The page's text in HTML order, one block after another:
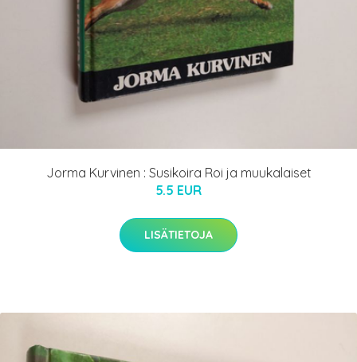
Jorma Kurvinen : Susikoira Roi ja muukalaiset
5.5 EUR
LISÄTIETOJA